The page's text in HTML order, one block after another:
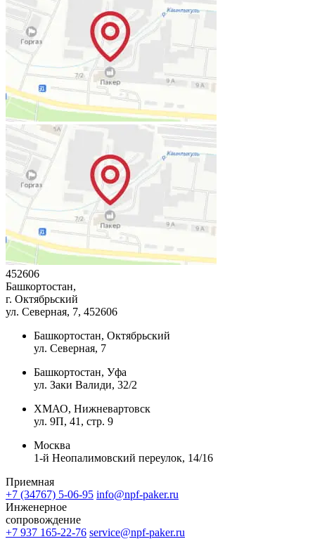
452606
Башкортостан,
г. Октябрьский
ул. Северная, 7, 452606
Башкортостан, Октябрьский
ул. Северная, 7
Башкортостан, Уфа
ул. Заки Валиди, 32/2
ХМАО, Нижневартовск
ул. 9П, 41, стр. 9
Москва
1-й Неопалимовский переулок, 14/16
Приемная
+7 (34767) 5-06-95 info@npf-paker.ru
Инженерное
сопровождение
+7 937 165-22-76 service@npf-paker.ru